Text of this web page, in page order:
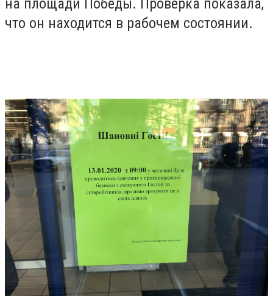
на площади Победы. Проверка показала,
что он находится в рабочем состоянии.